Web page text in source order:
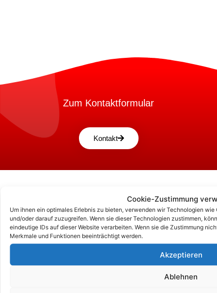
Cookie-Zustimmung
Um ihnen ein optimales Erlebnis zu bieten, verwenden wir Technologien
und/oder darauf zuzugreifen. Wenn sie dieser Technologien zustimmen,
eindeutige IDs auf dieser Website verarbeiten. Wenn sie die Zustimmung
Merkmale und Funktionen beeinträchtigt werden.
Akzeptieren
Ablehnen
Zum Kontaktformular
Kontakt